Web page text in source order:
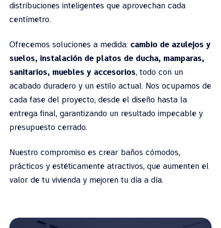
distribuciones inteligentes que aprovechan cada
centímetro.
Ofrecemos soluciones a medida: cambio de azulejos y
suelos, instalación de platos de ducha, mamparas,
sanitarios, muebles y accesorios, todo con un
acabado duradero y un estilo actual. Nos ocupamos de
cada fase del proyecto, desde el diseño hasta la
entrega final, garantizando un resultado impecable y
presupuesto cerrado.
Nuestro compromiso es crear baños cómodos,
prácticos y estéticamente atractivos, que aumenten el
valor de tu vivienda y mejoren tu día a día.